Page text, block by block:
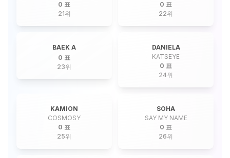
0 표
21위
0 표
22위
BAEK A
0 표
23위
DANIELA
KATSEYE
0 표
24위
KAMION
COSMOSY
0 표
25위
SOHA
SAY MY NAME
0 표
26위